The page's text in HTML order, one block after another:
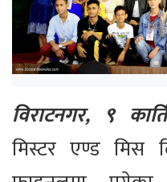
विराटनगर, ९
मिस्टर एण्ड मिस